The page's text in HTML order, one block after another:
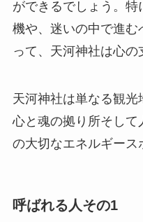
ができるでしょう。
機や、迷いの中で進む
って、天河神社は心の
天河神社は単なる観光
心と魂の拠り所そして
の大切なエネルギース
呼ばれる人その1